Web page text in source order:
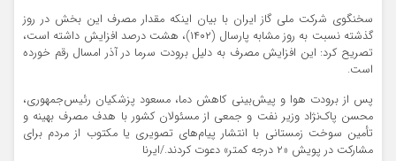
سخنگوی شرکت ملی گاز ایران با بیان اینکه مقدار مصرف این بخش در روز
گذشته نسبت به روز مشابه پارسال (۱۴۰۲)، هشت درصد افزایش داشته است،
تصریح کرد: این افزایش مصرف به دلیل برودت سرما در آذر امسال رقم خورده
است.
پس از برودت هوا و پیش‌بینی کاهش دما، مسعود پزشکیان رئیس‌جمهوری،
محسن پاک‌نژاد وزیر نفت و جمعی از مسئولان کشور با هدف مصرف بهینه و
تأمین سوخت زمستانی با انتشار پیام‌های تصویری یا مکتوب از مردم برای
مشارکت در پویش «۲ درجه کمتر» دعوت کردند./ایرنا